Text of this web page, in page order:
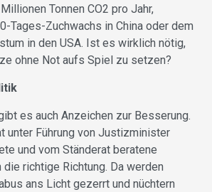
Tonnen CO2 pro Jahr,
Tages-Zuchwachs in China oder dem
in den USA. Ist es wirklich nötig,
ohne Not aufs Spiel zu setzen?
es auch Anzeichen zur Besserung.
unter Führung von Justizminister
und vom Ständerat beratene
richtige Richtung. Da werden
ans Licht gezerrt und nüchtern